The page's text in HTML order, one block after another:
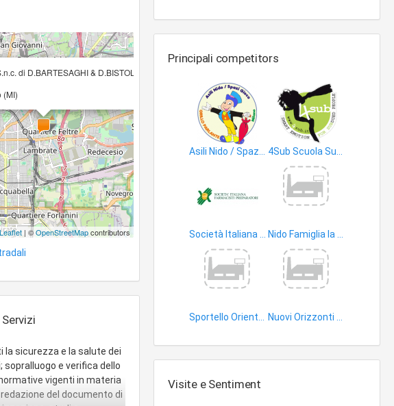
di D.BARTESAGHI & D.BISTOLFI
(MI)
| ©OpenStreetMapcontributors
Servizi
sicurezza e la salute dei
e verifica dello
vigenti in materia
del documento di
Principali competitors
attività sportive
Visite e Sentiment